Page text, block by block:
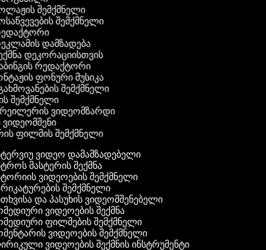
შემქმნელი
შემქმნელი
დამზადება
დეკორაციისთვის
რედაქტორი
ფონური მუსიკა
შემქმნელი
შემქმნელი
ვიდეომზარდი
ვიდეომშენი
ფილმის შემქმნელი
ვიდეო დამამზადებელი
მასტერის შექმნა
ვიდეოების შემქმნელი
შემქმნელი
და პასუხის ვიდეომშენებელი
ვიდეოების შექმნა
ფილმების შემქმნელი
ვიდეოების შემქმნელი
ვიდეოების შექმნის ინსტრუმენტი